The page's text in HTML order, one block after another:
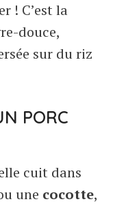
! C’est la
douce,
sur du riz
PORC
cuit dans
une cocotte,